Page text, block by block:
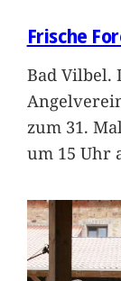
Frische
Bad Vilbel.
zum 31.
um 15 Uhr